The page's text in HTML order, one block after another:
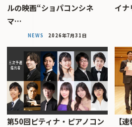
ルの映画“ショパコンシネ
マ…
NEWS 2026年7月31日
イナ
第50回ピティナ・ピアノコン
【